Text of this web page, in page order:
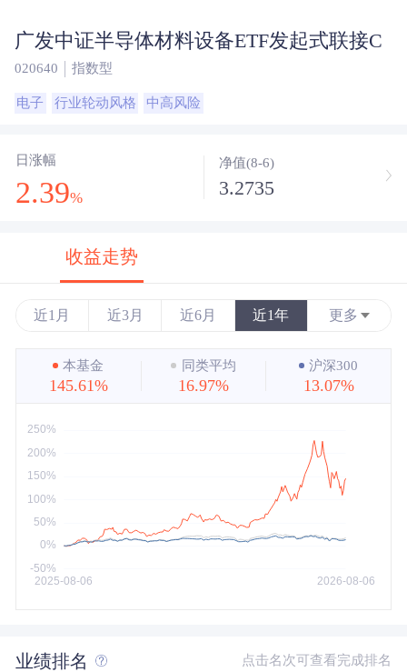
广发中证半导体材料设备ETF发起式联接C
020640 指数型
电子 行业轮动风格 中高风险
日涨幅
2.39%
净值(8-6)
3.2735
收益走势
近1月 近3月 近6月 近1年 更多
近3年
近5年
最大
本基金
145.61%
同类平均
16.97%
沪深300
13.07%
业绩排名 点击名次可查看完成排名